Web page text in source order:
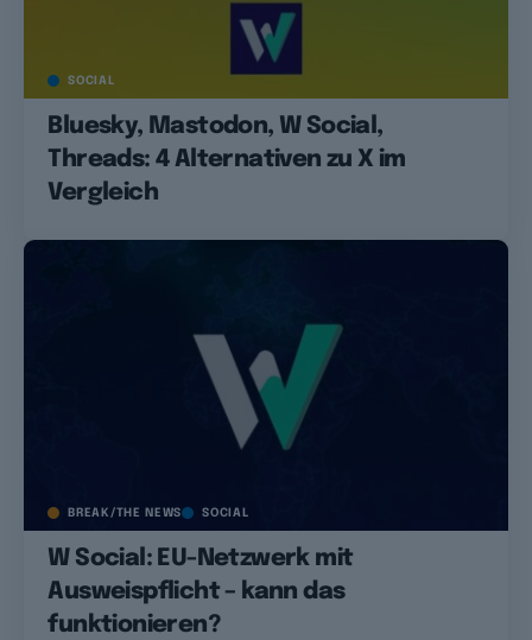
SOCIAL
Bluesky, Mastodon, W Social,
Threads: 4 Alternativen zu X im
Vergleich
BREAK/THE NEWS SOCIAL
W Social: EU-Netzwerk mit
Ausweispflicht – kann das
funktionieren?